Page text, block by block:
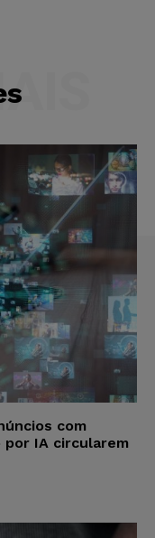
com
IA circularem